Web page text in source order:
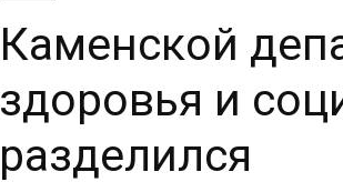
Каменской
здоровья и
разделился